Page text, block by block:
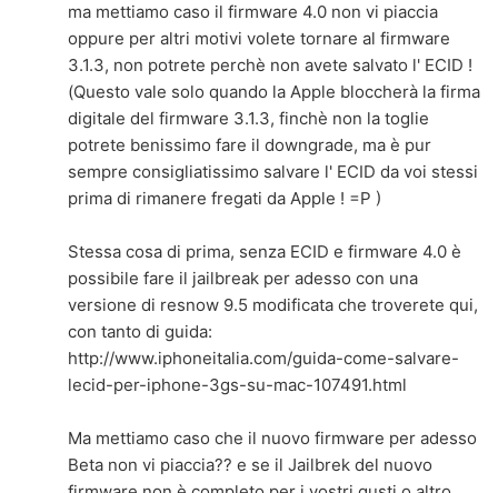
ma mettiamo caso il firmware 4.0 non vi piaccia
oppure per altri motivi volete tornare al firmware
3.1.3, non potrete perchè non avete salvato l' ECID !
(Questo vale solo quando la Apple bloccherà la firma
digitale del firmware 3.1.3, finchè non la toglie
potrete benissimo fare il downgrade, ma è pur
sempre consigliatissimo salvare l' ECID da voi stessi
prima di rimanere fregati da Apple ! =P )
Stessa cosa di prima, senza ECID e firmware 4.0 è
possibile fare il jailbreak per adesso con una
versione di resnow 9.5 modificata che troverete qui,
con tanto di guida:
http://www.iphoneitalia.com/guida-come-salvare-
lecid-per-iphone-3gs-su-mac-107491.html
Ma mettiamo caso che il nuovo firmware per adesso
Beta non vi piaccia?? e se il Jailbrek del nuovo